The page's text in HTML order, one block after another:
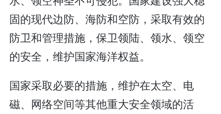
固的现代边防、海防和空防，采取有效的
防卫和管理措施，保卫领陆、领水、领空
的安全，维护国家海洋权益。
国家采取必要的措施，维护在太空、电
磁、网络空间等其他重大安全领域的活